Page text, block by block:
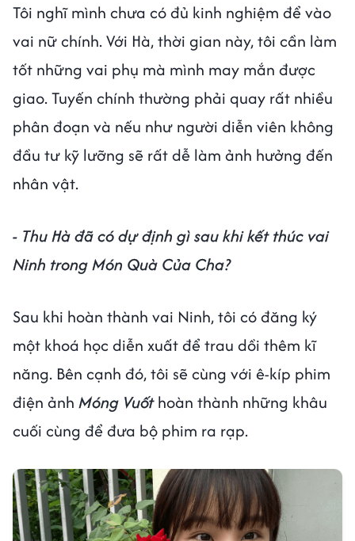
Tôi nghĩ mình chưa có đủ kinh nghiệm để vào
vai nữ chính. Với Hà, thời gian này, tôi cần làm
tốt những vai phụ mà mình may mắn được
giao. Tuyến chính thường phải quay rất nhiều
phân đoạn và nếu như người diễn viên không
đầu tư kỹ lưỡng sẽ rất dễ làm ảnh hưởng đến
nhân vật.
- Thu Hà đã có dự định gì sau khi kết thúc vai
Ninh trong Món Quà Của Cha?
Sau khi hoàn thành vai Ninh, tôi có đăng ký
một khoá học diễn xuất để trau dồi thêm kĩ
năng. Bên cạnh đó, tôi sẽ cùng với ê-kíp phim
điện ảnh Móng Vuốthoàn thành những khâu
cuối cùng để đưa bộ phim ra rạp.